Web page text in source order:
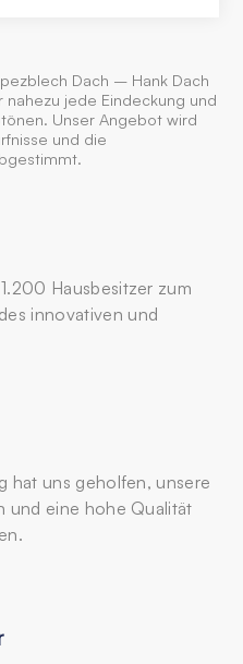
Dach – Hank Dach
jede Eindeckung und
Unser Angebot wird
und die
Hausbesitzer zum
innovativen und
hat uns geholfen, unsere
und eine hohe Qualität